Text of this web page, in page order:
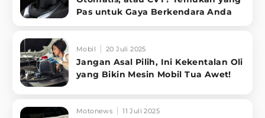
Pas untuk Gaya Berkendara Anda
Mobil 20 Juli 2025
Jangan Asal Pilih, Ini Kekentalan Oli
yang Bikin Mesin Mobil Tua Awet!
Motonews 11 Juli 2025